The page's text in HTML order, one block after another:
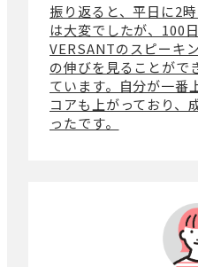
振り返ると、平日に2
は大変でしたが、100
VERSANTのスピーキ
の伸びを見ることがで
ています。自分が一番
コアも上がっており、
ったです。